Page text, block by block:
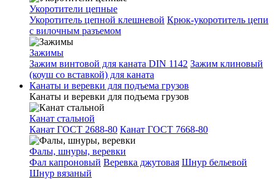
Укоротители цепные
Укоротитель цепной клешневой Крюк-укоротитель цепи
с вилочным разъемом
Зажимы
Зажим винтовой для каната DIN 1142 Зажим клиновый
(коуш со вставкой) для каната
Канаты и веревки для подъема грузов
Канаты и веревки для подъема грузов
Канат стальной
Канат ГОСТ 2688-80 Канат ГОСТ 7668-80
Фалы, шнуры, веревки
Фал капроновый Веревка джутовая Шнур бельевой
Шнур вязаный